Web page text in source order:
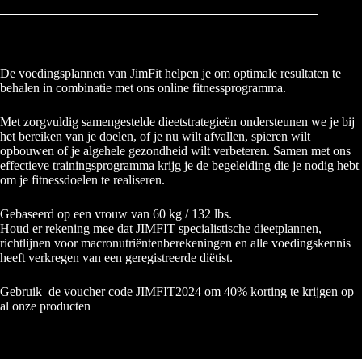
De voedingsplannen van JimFit helpen je om optimale resultaten te
behalen in combinatie met ons online fitnessprogramma.
Met zorgvuldig samengestelde dieetstrategieën ondersteunen we je bij
het bereiken van je doelen, of je nu wilt afvallen, spieren wilt
opbouwen of je algehele gezondheid wilt verbeteren. Samen met ons
effectieve trainingsprogramma krijg je de begeleiding die je nodig hebt
om je fitnessdoelen te realiseren.
Gebaseerd op een vrouw van 60 kg / 132 lbs.
Houd er rekening mee dat JIMFIT specialistische dieetplannen,
richtlijnen voor macronutriëntenberekeningen en alle voedingskennis
heeft verkregen van een geregistreerde diëtist.
Gebruik de voucher code JIMFIT2024 om 40% korting te krijgen op
al onze producten